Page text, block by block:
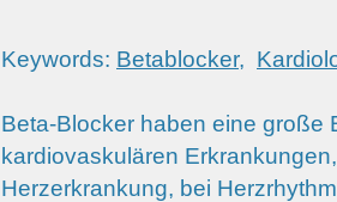
Keywords: Betablocker,
Beta-Blocker haben eine große
kardiovaskulären
Herzerkrankung, bei